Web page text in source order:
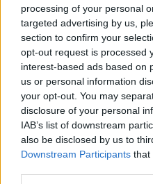
processing of your personal
targeted advertising by us,
section to confirm your
opt-out request is processed
interest-based ads based on
us or personal information
your opt-out. You may
disclosure of your personal
IAB’s list of downstream
also be disclosed by us to
Downstream Participants that
HE-DO BKK KM Építő Kft.
Látványos építési
felüljárón
A tartós nyári hőség jelentős
ennek ellenére folyamatosan
Paks II.: